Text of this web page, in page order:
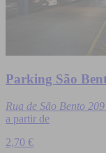
Parking São
Rua de São Bento
a partir de
2,70 €